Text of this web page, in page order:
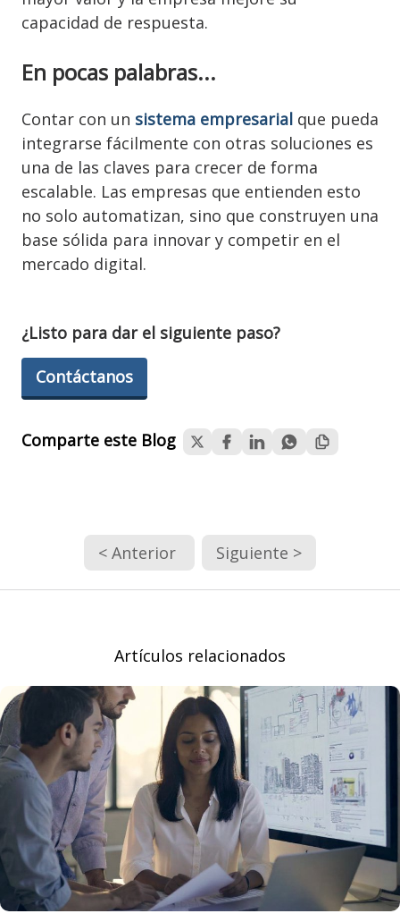
capacidad de respuesta.
En pocas palabras...
Contar con un sistema empresarial que pueda
integrarse fácilmente con otras soluciones es
una de las claves para crecer de forma
escalable. Las empresas que entienden esto
no solo automatizan, sino que construyen una
base sólida para innovar y competir en el
mercado digital.
¿Listo para dar el siguiente paso?
Contáctanos
Comparte este Blog
< Anterior Siguiente >
Artículos relacionados